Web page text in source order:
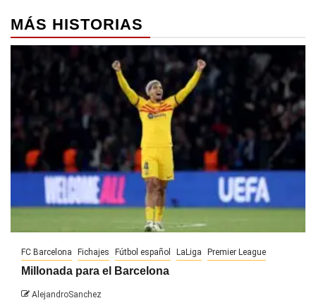
MÁS HISTORIAS
FC Barcelona Fichajes Fútbol español LaLiga Premier League
Millonada para el Barcelona
AlejandroSanchez